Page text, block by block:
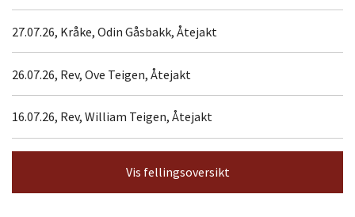
27.07.26, Kråke, Odin Gåsbakk, Åtejakt
26.07.26, Rev, Ove Teigen, Åtejakt
16.07.26, Rev, William Teigen, Åtejakt
Vis fellingsoversikt